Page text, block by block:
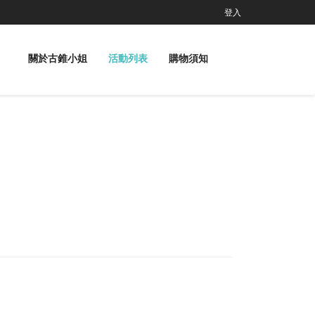
登入
關於古錐小姐 活動列表 購物須知